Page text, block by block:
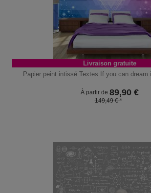
Livraison gratuite
Papier peint intissé Textes If you can dream
À partir de 89,90€
149,49 € *